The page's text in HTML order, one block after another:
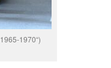
1970“)